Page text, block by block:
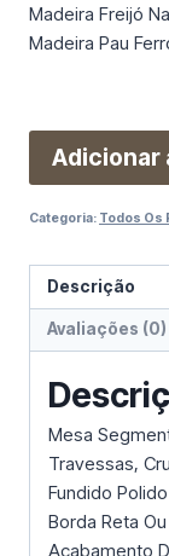
Madeira Freijó
Madeira Pau
Adicionar
Categoria: Todos Os
Descrição
Avaliações (0)
Mesa
Travessas,
Fundido
Borda Reta
Acabamento